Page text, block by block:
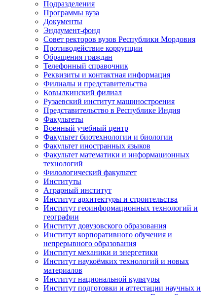
Подразделения
Программы вуза
Документы
Эндаумент-фонд
Совет ректоров вузов Республики Мордовия
Противодействие коррупции
Обращения граждан
Телефонный справочник
Реквизиты и контактная информация
Филиалы и представительства
Ковылкинский филиал
Рузаевский институт машиностроения
Представительство в Республике Индия
Факультеты
Военный учебный центр
Факультет биотехнологии и биологии
Факультет иностранных языков
Факультет математики и информационных
технологий
Филологический факультет
Институты
Аграрный институт
Институт архитектуры и строительства
Институт геоинформационных технологий и
географии
Институт довузовского образования
Институт корпоративного обучения и
непрерывного образования
Институт механики и энергетики
Институт наукоёмких технологий и новых
материалов
Институт национальной культуры
Институт подготовки и аттестации научных и